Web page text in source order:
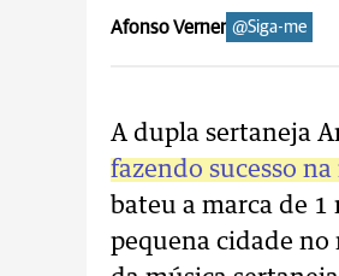
Afonso Verner @Siga-me
A dupla sertaneja
fazendo sucesso
bateu a marca de
pequena cidade no